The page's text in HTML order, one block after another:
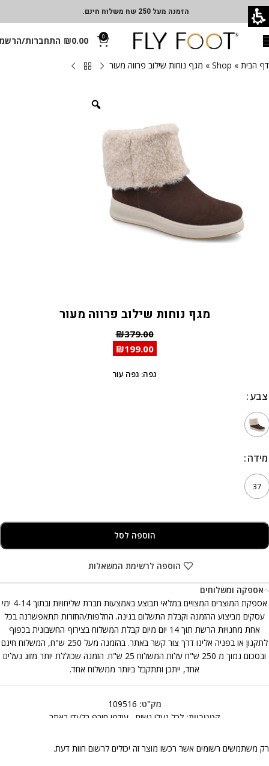
הזמנה מעל 250 שח משלוח חינם.
0
₪0.00 התחברות/
דף הבית »
Shop
» מגף נוחות שילוב פרווה מעור
מגף נוחות שילוב פרווה מעור
₪379.00
₪199.00
גפה: גפה עור
צבע
מידה
37
הוספה לסל
הוספה לרשימת המשאלות
אספקה ומשלוחים
אספקת המוצרים המצויים במלאי תבוצע באמצעות חברת שליחויות ובתוך 4-14 ימי
עסקים מביצוע ההזמנה וקבלת התשלום בגינה. החלפות/החזרות תתאפשרנה בכל
אחת מחנויות הרשת תוך 14 יום מיום קבלת המשלוח בצירוף החשבונית בכפוף
לתקנון או בפניה אלינו דרך צור קשר באתר. בהזמנה מעל 250 ש"ח, המשלוח חינם
ובסכום נמוך מ 250 ש"ח עלות המשלוח 25 ש"ח. הזמנה שכוללת יותר מזוג נעלים
אחד, ייתכן ותתקבל ביותר ממשלוח אחד.
מק"ט: 109516
קטגוריות: לכל נעלי נשים עודפי חורף בלעדי באתר
רק משתמשים רשומים אשר רכשו מוצר זה יכולים לרשום חוות דעת.